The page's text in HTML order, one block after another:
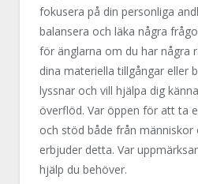
fokusera på din personliga
balansera och läka några
för änglarna om du har några
dina materiella tillgångar eller
lyssnar och vill hjälpa dig
överflöd. Var öppen för att ta
och stöd både från människor
erbjuder detta. Var
hjälp du behöver.